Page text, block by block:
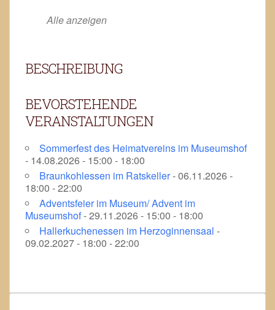
Alle anzeigen
BESCHREIBUNG
BEVORSTEHENDE
VERANSTALTUNGEN
Sommerfest des Heimatvereins im Museumshof
- 14.08.2026 - 15:00 - 18:00
Braunkohlessen im Ratskeller- 06.11.2026 -
18:00 - 22:00
Adventsfeier im Museum/ Advent im
Museumshof- 29.11.2026 - 15:00 - 18:00
Hallerkuchenessen im Herzoginnensaal -
09.02.2027 - 18:00 - 22:00